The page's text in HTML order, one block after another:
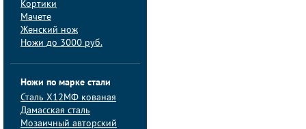
Кортики
Мачете
Женский нож
Ножи до 3000 руб.
Ножи по марке стали
Сталь Х12МФ кованая
Дамасская сталь
Мозаичный авторский